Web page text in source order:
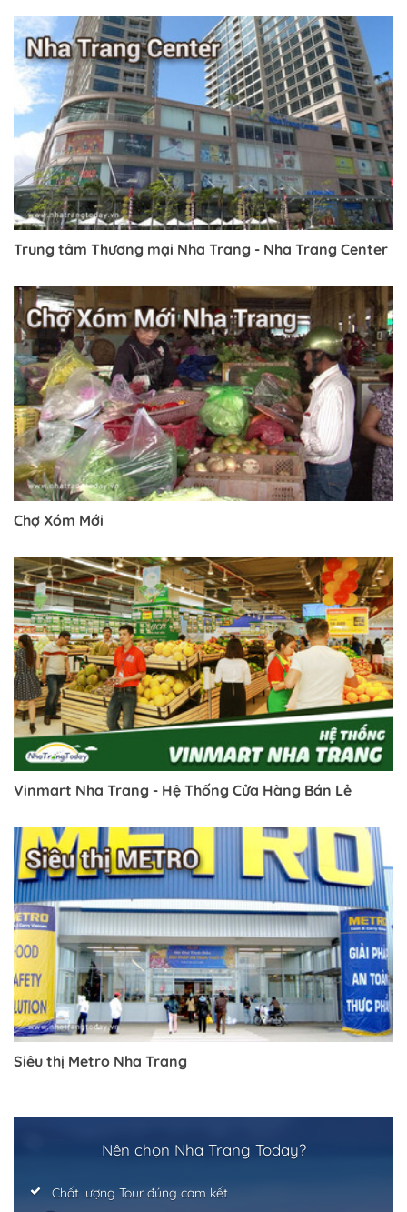
Trung tâm Thương mại Nha Trang - Nha Trang Center
Chợ Xóm Mới
Vinmart Nha Trang - Hệ Thống Cửa Hàng Bán Lẻ
Siêu thị Metro Nha Trang
Nên chọn Nha Trang Today?
Chất lượng Tour đúng cam kết